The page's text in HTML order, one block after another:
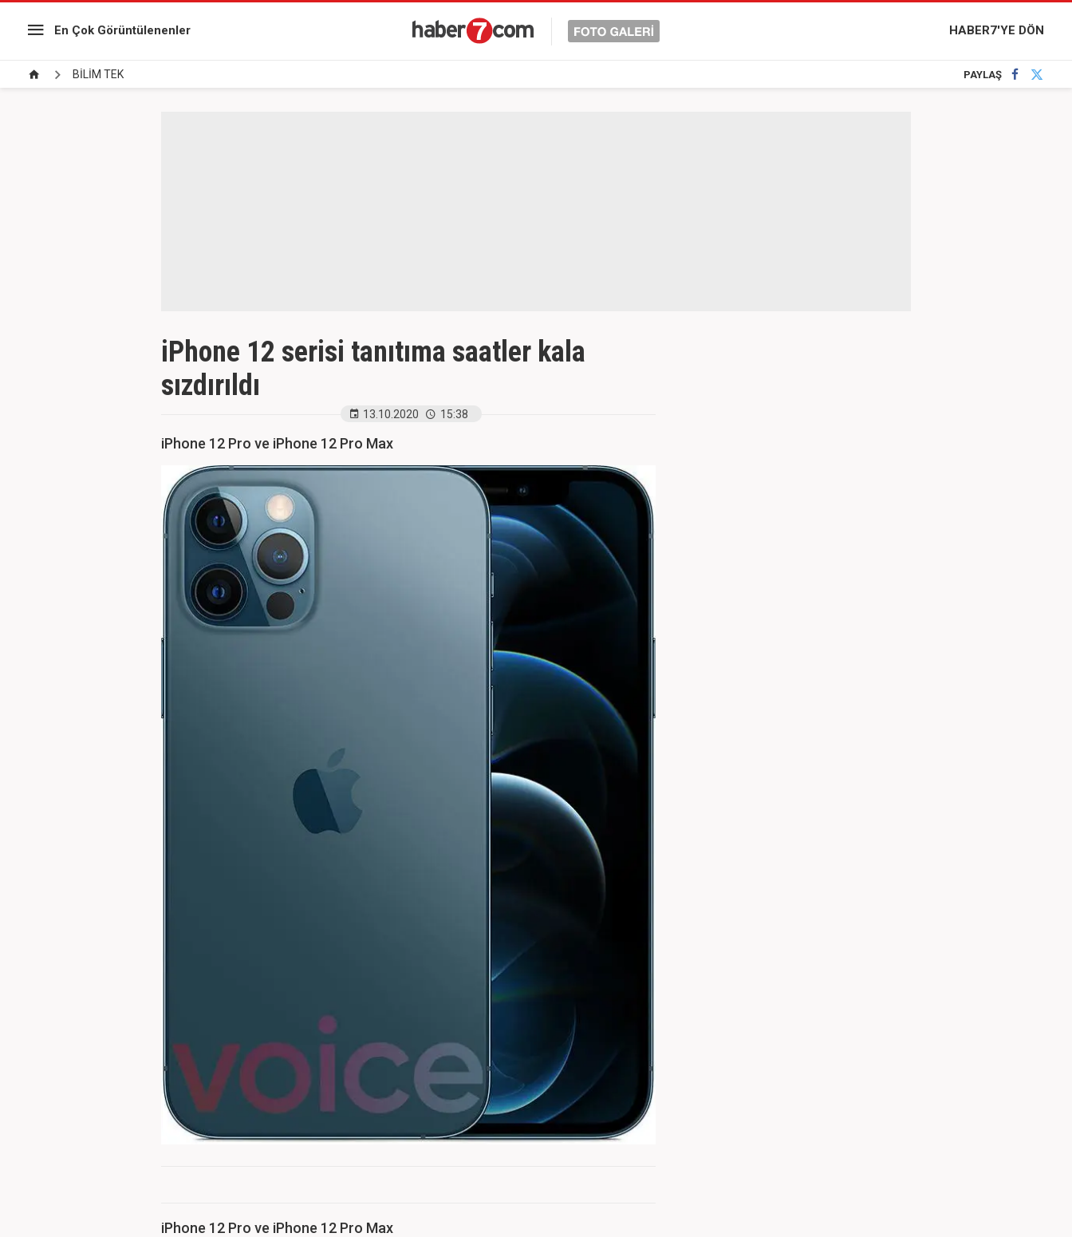
En Çok Görüntülenenler HABER7'YE DÖN
BİLİM TEK PAYLAŞ
iPhone 12 serisi tanıtıma saatler kala
sızdırıldı
13.10.2020 15:38
iPhone 12 Pro ve iPhone 12 Pro Max
iPhone 12 Pro ve iPhone 12 Pro Max